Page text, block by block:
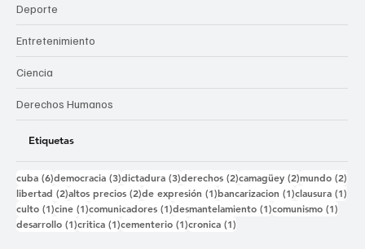
Deporte
Entretenimiento
Ciencia
Derechos Humanos
Etiquetas
cuba (6)6 entradas
democracia (3)3 entradas
dictadura (3)3 entradas
derechos (2)2 entradas
camagüey (2)2 entradas
mundo (2)
libertad (2)2 entradas
altos precios (2)2 entradas
de expresión (1)1 entrada
bancarizacion (1)1 entrada
clausura (1)
culto (1)1 entrada
cine (1)1 entrada
comunicadores (1)1 entrada
desmantelamiento (1)1 entrada
comunismo (1)
desarrollo (1)1 entrada
critica (1)1 entrada
cementerio (1)1 entrada
cronica (1)